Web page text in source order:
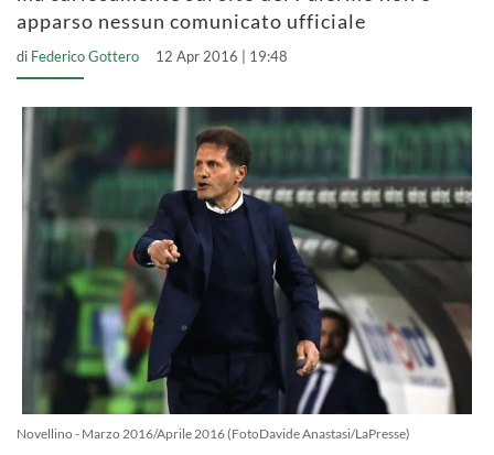
apparso nessun comunicato ufficiale
di Federico Gottero 12 Apr 2016 | 19:48
Novellino - Marzo 2016/Aprile 2016 (FotoDavide Anastasi/LaPresse)